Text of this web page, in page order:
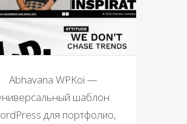
Abhavana WPKoi —
шаблон
для портфолио,